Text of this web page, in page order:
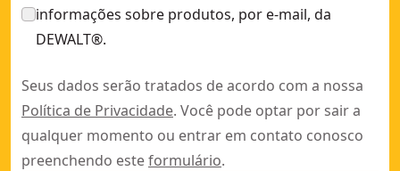
informações sobre produtos, por e-mail, da
DEWALT®.
Seus dados serão tratados de acordo com a nossa
Política de Privacidade. Você pode optar por sair a
qualquer momento ou entrar em contato conosco
preenchendo esteformulário.